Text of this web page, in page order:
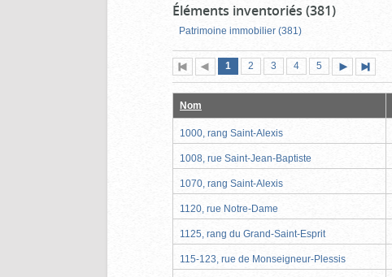
Éléments inventoriés (381)
Patrimoine immobilier (381)
Première
page
Page
précédente
Page
1 (page
actuelle)
Page
2 Page
3 Page
4 Page
5
suivante
page
Nom
1000, rang Saint-Alexis
1008, rue Saint-Jean-Baptiste
1070, rang Saint-Alexis
1120, rue Notre-Dame
1125, rang du Grand-Saint-Esprit
115-123, rue de Monseigneur-Plessis